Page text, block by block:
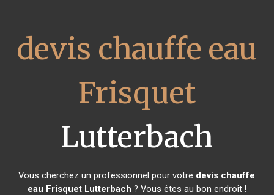
devis chauffe eau
Frisquet
Lutterbach
Vous cherchez un professionnel pour votre devis chauffe
eau Frisquet Lutterbach ? Vous êtes au bon endroit !